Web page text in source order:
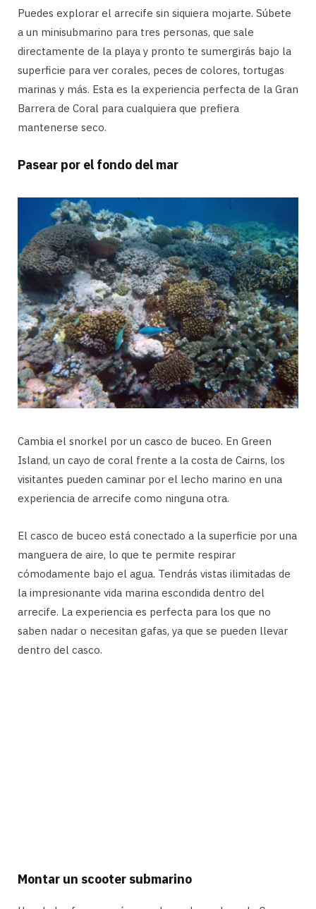
Puedes explorar el arrecife sin siquiera mojarte. Súbete
a un minisubmarino para tres personas, que sale
directamente de la playa y pronto te sumergirás bajo la
superficie para ver corales, peces de colores, tortugas
marinas y más. Esta es la experiencia perfecta de la Gran
Barrera de Coral para cualquiera que prefiera
mantenerse seco.
Pasear por el fondo del mar
Cambia el snorkel por un casco de buceo. En Green
Island, un cayo de coral frente a la costa de Cairns, los
visitantes pueden caminar por el lecho marino en una
experiencia de arrecife como ninguna otra.
El casco de buceo está conectado a la superficie por una
manguera de aire, lo que te permite respirar
cómodamente bajo el agua. Tendrás vistas ilimitadas de
la impresionante vida marina escondida dentro del
arrecife. La experiencia es perfecta para los que no
saben nadar o necesitan gafas, ya que se pueden llevar
dentro del casco.
Montar un scooter submarino